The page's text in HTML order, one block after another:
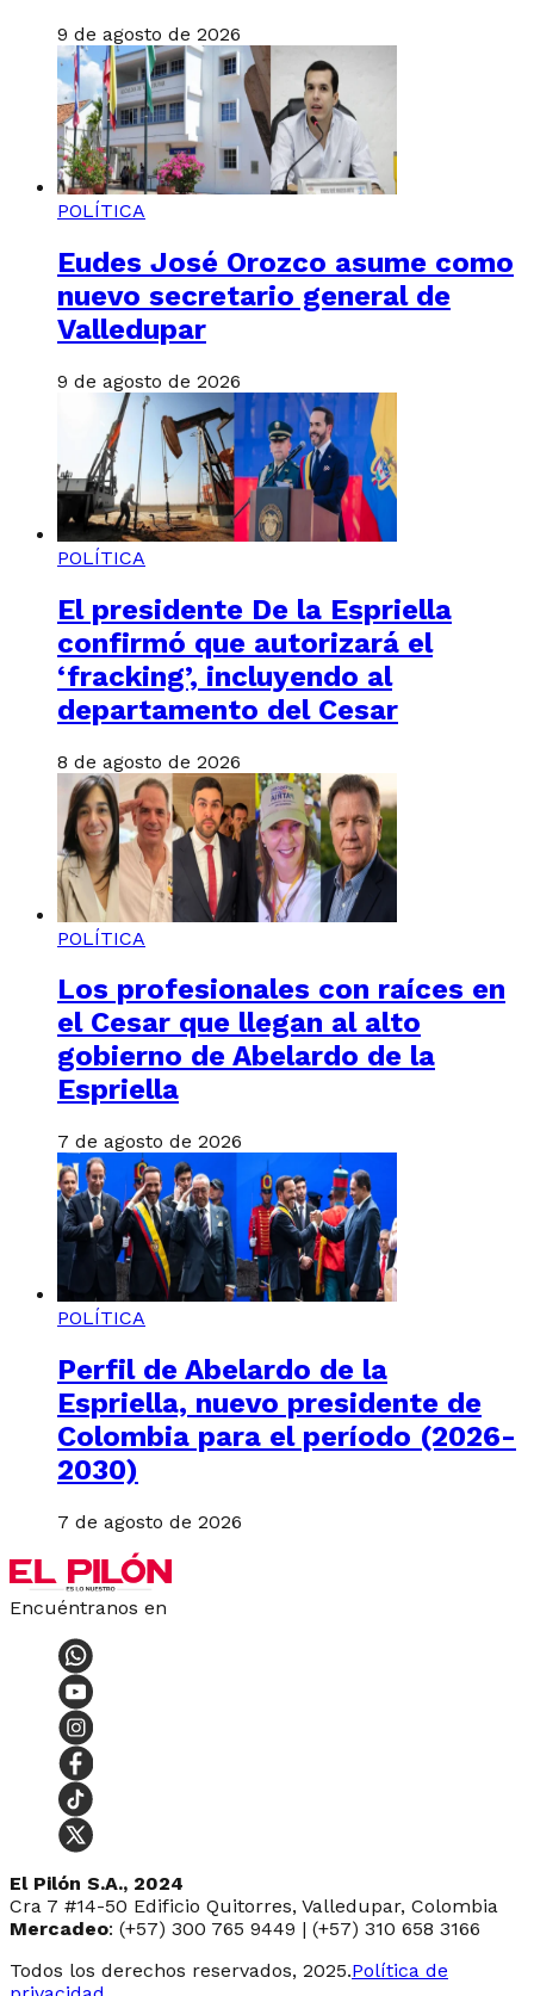
9 de agosto de 2026
POLÍTICA
Eudes José Orozco asume como
nuevo secretario general de
Valledupar
9 de agosto de 2026
POLÍTICA
El presidente De la Espriella
confirmó que autorizará el
‘fracking’, incluyendo al
departamento del Cesar
8 de agosto de 2026
POLÍTICA
Los profesionales con raíces en
el Cesar que llegan al alto
gobierno de Abelardo de la
Espriella
7 de agosto de 2026
POLÍTICA
Perfil de Abelardo de la
Espriella, nuevo presidente de
Colombia para el período (2026-
2030)
7 de agosto de 2026
Encuéntranos en
El Pilón S.A., 2024
Cra 7 #14-50 Edificio Quitorres, Valledupar, Colombia
Mercadeo: (+57) 300 765 9449 | (+57) 310 658 3166
Todos los derechos reservados, 2025.Política de